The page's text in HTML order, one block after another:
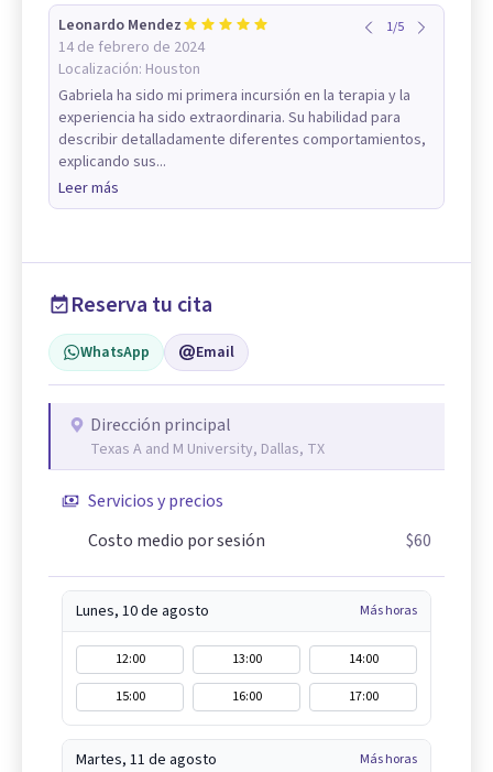
Leonardo Mendez
14 de febrero de 2024
Localización: Houston
1/5
Gabriela ha sido mi primera incursión en la terapia y la
experiencia ha sido extraordinaria. Su habilidad para
describir detalladamente diferentes comportamientos,
explicando sus...
Leer más
Reserva tu cita
WhatsApp Email
Dirección principal
Texas A and M University, Dallas, TX
Servicios y precios
Costo medio por sesión
$60
Lunes, 10 de agosto Más horas
12:00 13:00
14:00
15:00
16:00 17:00
Martes, 11 de agosto Más horas